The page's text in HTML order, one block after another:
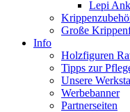
Lepi
Große
Info
Holzfiguren
Tipps zur
Unsere
Werbebanner
Partnerseiten